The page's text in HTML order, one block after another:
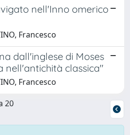
nell'Inno omerico
Francesco
dall'inglese di Moses
nell'antichità classica"
Francesco
20